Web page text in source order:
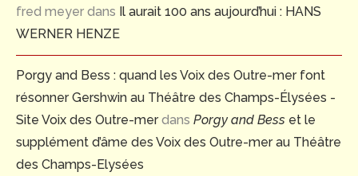
fred meyer dans Il aurait 100 ans aujourd’hui : HANS
WERNER HENZE
Porgy and Bess : quand les Voix des Outre-mer font
résonner Gershwin au Théâtre des Champs-Élysées -
Site Voix des Outre-merdans Porgy and Bess et le
supplément d’âme des Voix des Outre-mer au Théâtre
des Champs-Elysées